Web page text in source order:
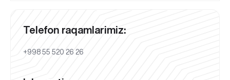
Telefon raqamlarimiz:
+998 55 520 26 26